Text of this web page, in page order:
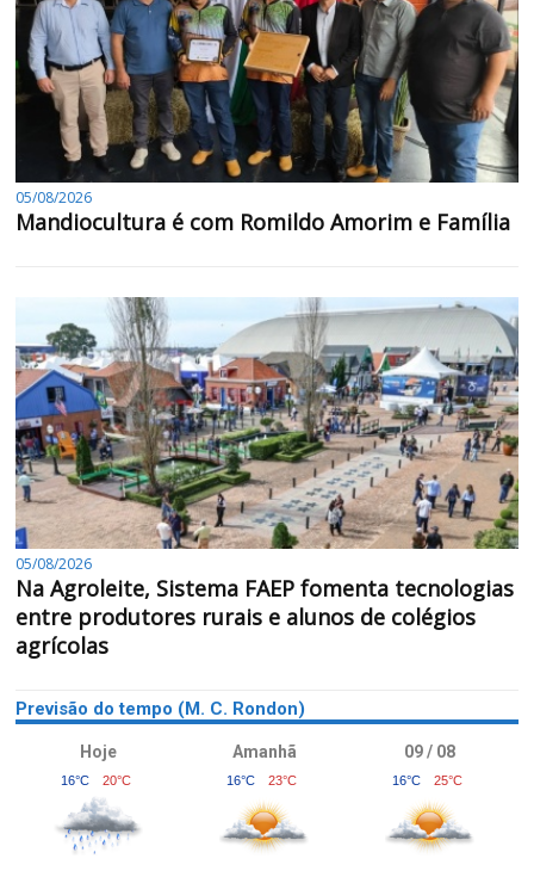
05/08/2026
Mandiocultura é com Romildo Amorim e Família
05/08/2026
Na Agroleite, Sistema FAEP fomenta tecnologias
entre produtores rurais e alunos de colégios
agrícolas
Previsão do tempo (M. C. Rondon)
Hoje
16°C 20°C
Amanhã
16°C 23°C
09 / 08
16°C 25°C